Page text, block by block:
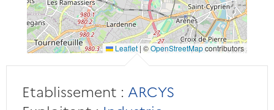
Leaflet | ©OpenStreetMapcontributors
Etablissement : ARCYS